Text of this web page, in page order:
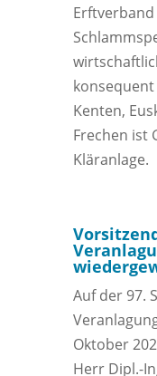
Kenten,
Frechen ist
Kläranlage.
Auf der 97.
Oktober
Herr Dipl.-